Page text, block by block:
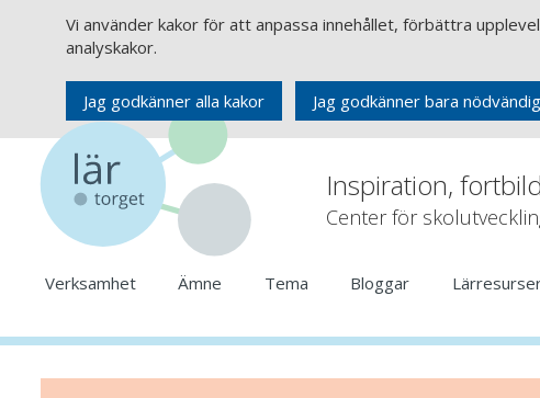
Vi använder kakor för att anpassa innehållet, förbättra
analyskakor.
Jag godkänner alla kakor Jag godkänner bara
Inspiration,
Center för
Verksamhet Ämne Tema Bloggar